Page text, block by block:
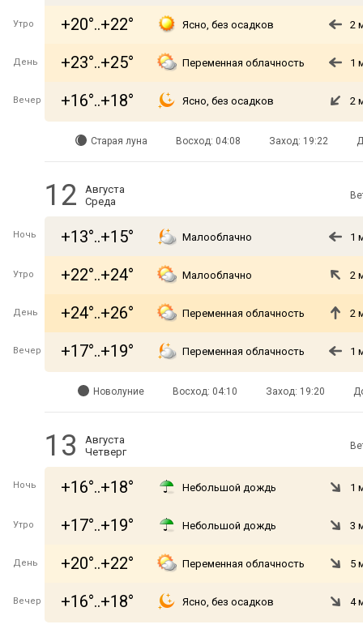
Утро +20°..+22° Ясно, без осадков 2
День +23°..+25° Переменная облачность 1
Вечер +16°..+18° Ясно, без осадков 2
Старая луна Восход: 04:08 Заход: 19:22
12
Августа
Среда
Ночь +13°..+15° Малооблачно 1
Утро +22°..+24° Малооблачно 2
День +24°..+26° Переменная облачность 2
Вечер +17°..+19° Переменная облачность 1
Новолуние Восход: 04:10 Заход: 19:20
13
Августа
Четверг
Ночь +16°..+18° Небольшой дождь 1
Утро +17°..+19° Небольшой дождь 3
День +20°..+22° Переменная облачность 5
Вечер +16°..+18° Ясно, без осадков 4